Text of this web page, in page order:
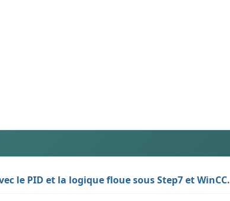
le PID et la logique floue sous Step7 et WinCC.